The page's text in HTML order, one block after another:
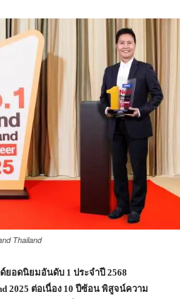
Thailand
ด์ยอดนิยมอันดับ 1 ประจำปี 2568
2025 ต่อเนื่อง 10 ปีซ้อน พิสูจน์ความ